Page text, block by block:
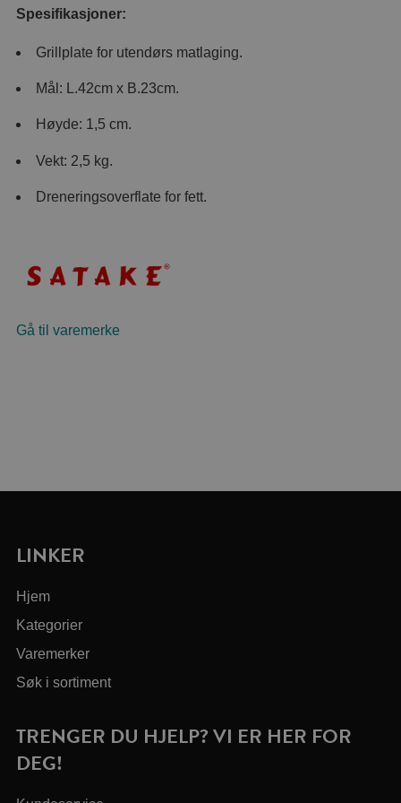
Spesifikasjoner:
Grillplate for utendørs matlaging.
Mål: L.42cm x B.23cm.
Høyde: 1,5 cm.
Vekt: 2,5 kg.
Dreneringsoverflate for fett.
Gå til varemerke
LINKER
Hjem
Kategorier
Varemerker
Søk i sortiment
TRENGER DU HJELP? VI ER HER FOR
DEG!